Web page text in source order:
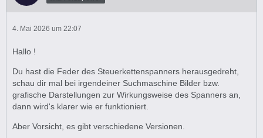
4. Mai 2026 um 22:07
Hallo !
Du hast die Feder des Steuerkettenspanners herausgedreht,
schau dir mal bei irgendeiner Suchmaschine Bilder bzw.
grafische Darstellungen zur Wirkungsweise des Spanners an,
dann wird's klarer wie er funktioniert.
Aber Vorsicht, es gibt verschiedene Versionen.